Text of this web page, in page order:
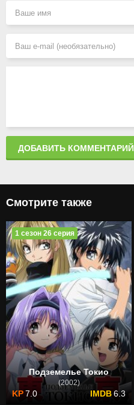
ДОБАВИТЬ КОММЕНТАРИЙ
Смотрите также
Подземелье Токио
(2002)
7.0 6.3
1 сезон 26 серия